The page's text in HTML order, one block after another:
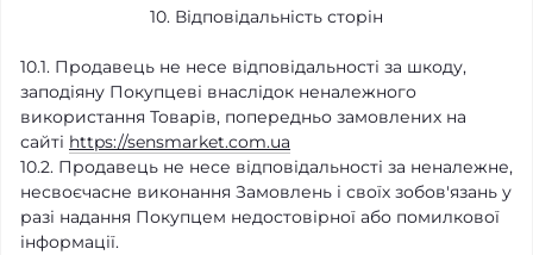
10. Відповідальність сторін
10.1. Продавець не несе відповідальності за шкоду,
заподіяну Покупцеві внаслідок неналежного
використання Товарів, попередньо замовлених на
сайті https://sensmarket.com.ua
10.2. Продавець не несе відповідальності за неналежне,
несвоєчасне виконання Замовлень і своїх зобов'язань у
разі надання Покупцем недостовірної або помилкової
інформації.